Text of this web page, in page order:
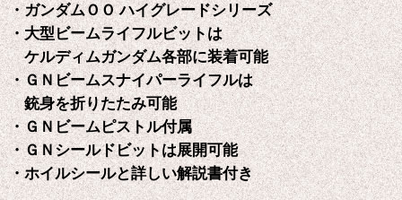
・ガンダムＯＯ ハイグレードシリーズ
・大型ビームライフルビットは
ケルディムガンダム各部に装着可能
・ＧＮビームスナイパーライフルは
銃身を折りたたみ可能
・ＧＮビームピストル付属
・ＧＮシールドビットは展開可能
・ホイルシールと詳しい解説書付き